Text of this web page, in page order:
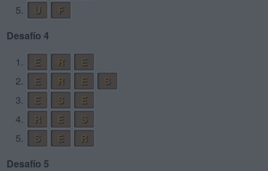
5.
U
F
Desafío 4
1.
E R
E
2.
E R E
S
3.
E S
E
4.
R E
S
5.
S E
R
Desafío 5